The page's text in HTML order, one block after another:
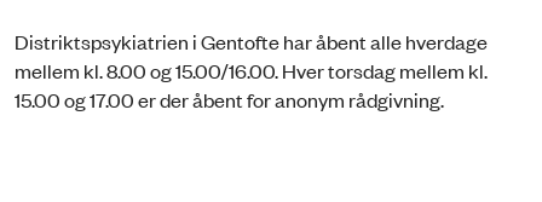
Distriktspsykiatrien i Gentofte har åbent alle hverdage
mellem kl. 8.00 og 15.00/16.00. Hver torsdag mellem kl.
15.00 og 17.00 er der åbent for anonym rådgivning.